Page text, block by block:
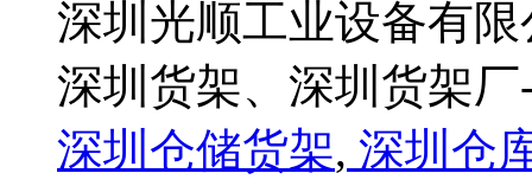
深圳光顺工业设备有
深圳货架、深圳货架
深圳仓储货架, 深圳仓